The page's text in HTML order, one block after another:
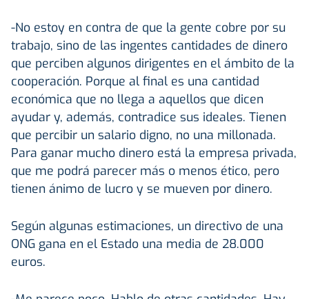
-No estoy en contra de que la gente cobre por su
trabajo, sino de las ingentes cantidades de dinero
que perciben algunos dirigentes en el ámbito de la
cooperación. Porque al final es una cantidad
económica que no llega a aquellos que dicen
ayudar y, además, contradice sus ideales. Tienen
que percibir un salario digno, no una millonada.
Para ganar mucho dinero está la empresa privada,
que me podrá parecer más o menos ético, pero
tienen ánimo de lucro y se mueven por dinero.
Según algunas estimaciones, un directivo de una
ONG gana en el Estado una media de 28.000
euros.